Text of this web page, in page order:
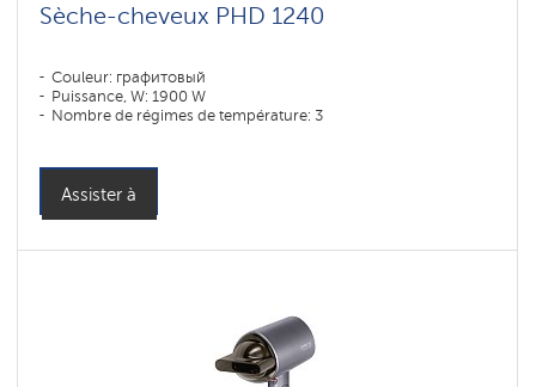
Sèche-cheveux PHD 1240
Couleur: графитовый
Puissance, W: 1900 W
Nombre de régimes de température: 3
Assister à